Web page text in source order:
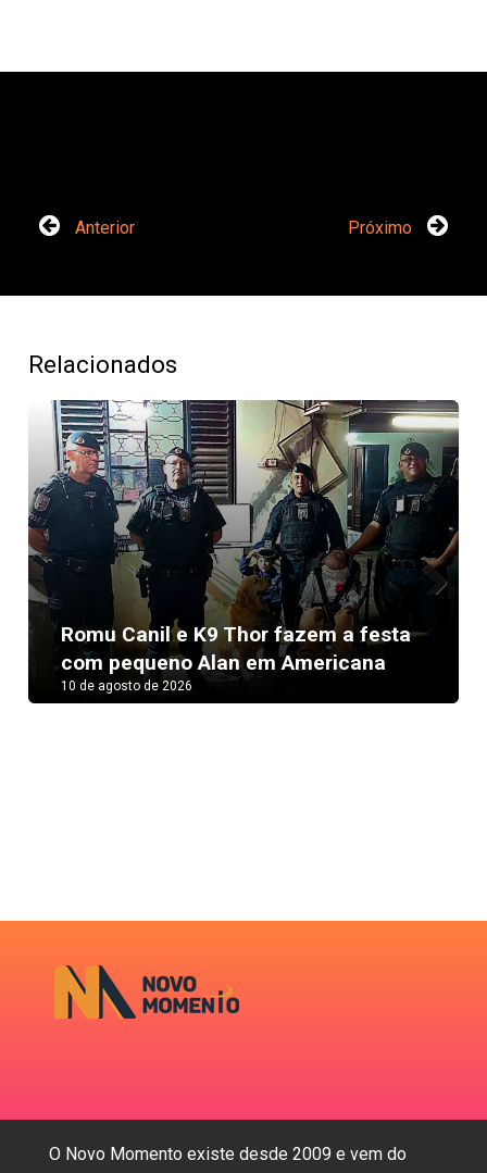
Anterior Próximo
Relacionados
Romu Canil e K9 Thor fazem a festa
com pequeno Alan em Americana
10 de agosto de 2026
Next
O Novo Momento existe desde 2009 e vem do